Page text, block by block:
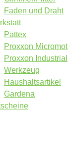
Faden und Draht
Pattex
Proxxon Micromot
Proxxon Industrial
Werkzeug
Haushaltsartikel
Gardena